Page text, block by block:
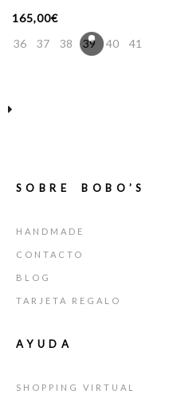
165,00€
36
37 38 39 40 41
SOBRE BOBO’S
HANDMADE
CONTACTO
BLOG
TARJETA REGALO
AYUDA
SHOPPING VIRTUAL